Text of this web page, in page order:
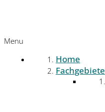
Menu
Home
Fachgebiete